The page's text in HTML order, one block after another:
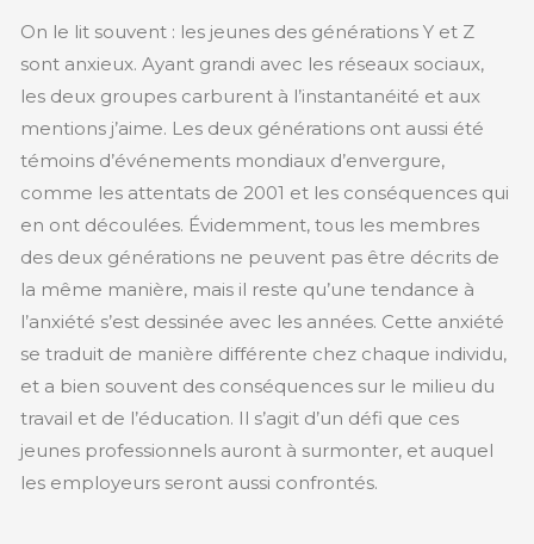
On le lit souvent : les jeunes des générations Y et Z
sont anxieux. Ayant grandi avec les réseaux sociaux,
les deux groupes carburent à l’instantanéité et aux
mentions j’aime. Les deux générations ont aussi été
témoins d’événements mondiaux d’envergure,
comme les attentats de 2001 et les conséquences qui
en ont découlées. Évidemment, tous les membres
des deux générations ne peuvent pas être décrits de
la même manière, mais il reste qu’une tendance à
l’anxiété s’est dessinée avec les années. Cette anxiété
se traduit de manière différente chez chaque individu,
et a bien souvent des conséquences sur le milieu du
travail et de l’éducation. Il s’agit d’un défi que ces
jeunes professionnels auront à surmonter, et auquel
les employeurs seront aussi confrontés.